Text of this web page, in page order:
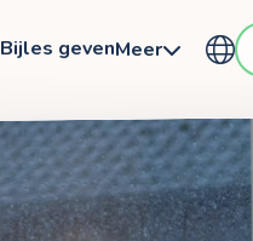
Bijles gevenMeer